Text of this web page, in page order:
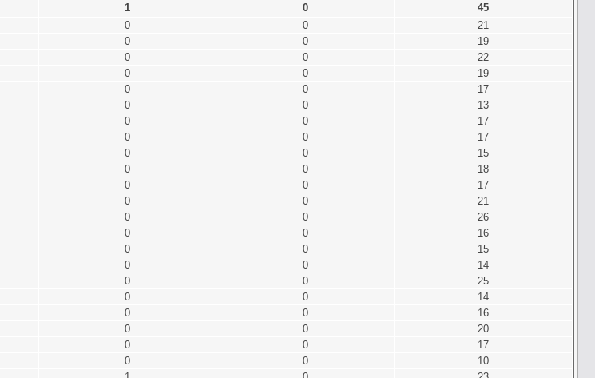
1 0
45
0 0
21
0 0
19
0 0
22
0 0
19
0 0
17
0 0
13
0 0
17
0 0
17
0 0
15
0 0
18
0 0
17
0 0
21
0 0
26
0 0
16
0 0
15
0 0
14
0 0
25
0 0
14
0 0
16
0 0
20
0 0
17
0 0
10